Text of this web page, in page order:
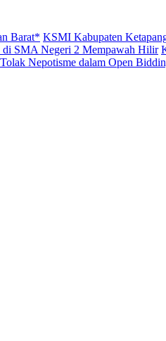
Barat* KSMI Kabupaten
di SMA Negeri 2 Mempawah Hilir
Nepotisme dalam Open